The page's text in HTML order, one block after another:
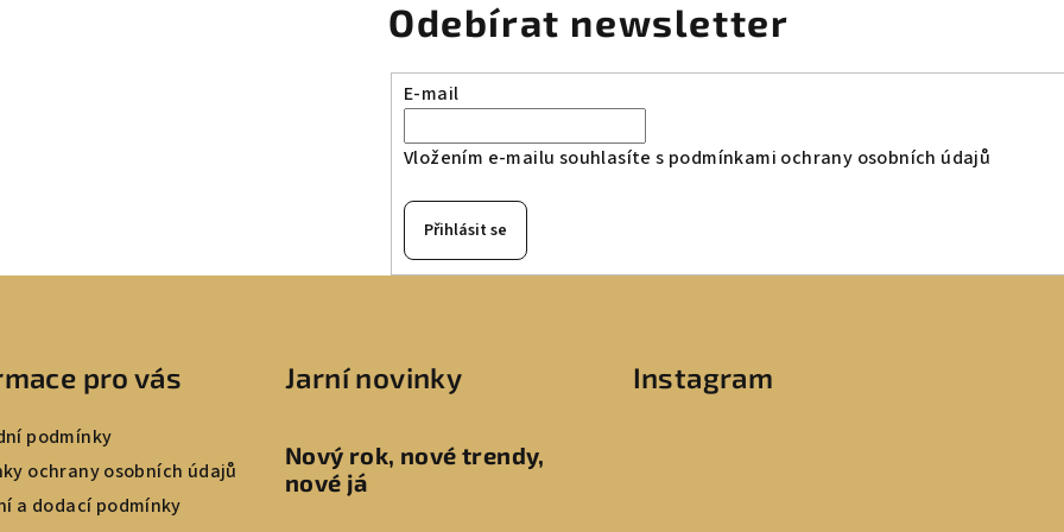
r
v
k
y
v
p
i
s
Odebírat newsletter
E-mail
Vložením e-mailu souhlasíte s podmínkami ochrany osobních údajů
Přihlásit se
pro vás
podmínky
ochrany osobních údajů
a dodací podmínky
Jarní novinky
Nový rok, nové trendy,
nové já
Instagram